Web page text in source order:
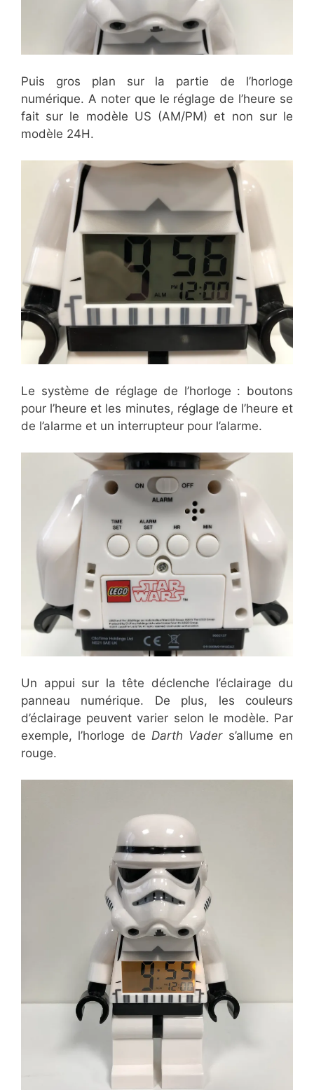
Puis gros plan sur la partie de l’horloge
numérique. A noter que le réglage de l’heure se
fait sur le modèle US (AM/PM) et non sur le
modèle 24H.
Le système de réglage de l’horloge : boutons
pour l’heure et les minutes, réglage de l’heure et
de l’alarme et un interrupteur pour l’alarme.
Un appui sur la tête déclenche l’éclairage du
panneau numérique. De plus, les couleurs
d’éclairage peuvent varier selon le modèle. Par
exemple, l’horloge de Darth Vaders’allume en
rouge.